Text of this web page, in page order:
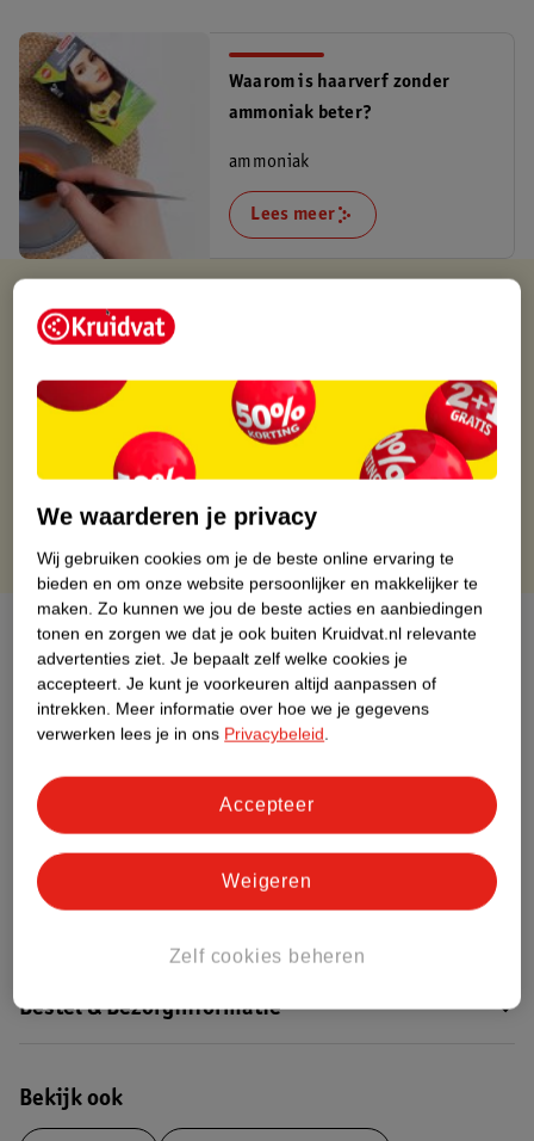
Waarom is haarverf zonder
ammoniak beter?
ammoniak
Lees meer
Kruidvat is altijd voordelig
Op werkdagen voor 22:00 uur besteld, volgende dag in huis
Gratis thuisbezorgd vanaf 50.00
Gratis retourneren binnen 30 dagen
Gratis punten met je Kruidvat kaart
Over dit product
Productinformatie
Nature Impact Score
Impact Score.
Meer informatie
Bestel & Bezorginformatie
Bekijk ook
We waarderen je privacy
Wij gebruiken cookies om je de beste online ervaring te
bieden en om onze website persoonlijker en makkelijker te
maken. Zo kunnen we jou de beste acties en aanbiedingen
tonen en zorgen we dat je ook buiten Kruidvat.nl relevante
advertenties ziet. Je bepaalt zelf welke cookies je
accepteert. Je kunt je voorkeuren altijd aanpassen of
intrekken. Meer informatie over hoe we je gegevens
verwerken lees je in ons Privacybeleid.
Zelf cookies beheren
Weigeren
Accepteer